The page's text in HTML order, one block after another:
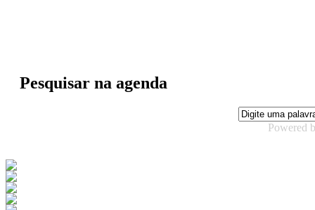
Pesquisar na agenda
Powered